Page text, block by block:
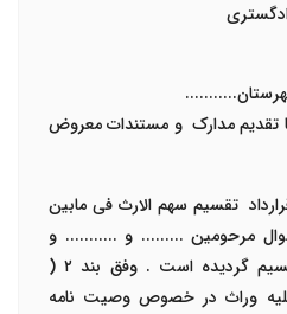
تقدیم مدارک و مستندات معروض
تقسیم سهم الارث فی مابین
مرحومین ......... و ........... و
.......... فی ما بین وراث تقسیم گردیده است . وفق بند ۲ (
وراث در خصوص وصیت نامه